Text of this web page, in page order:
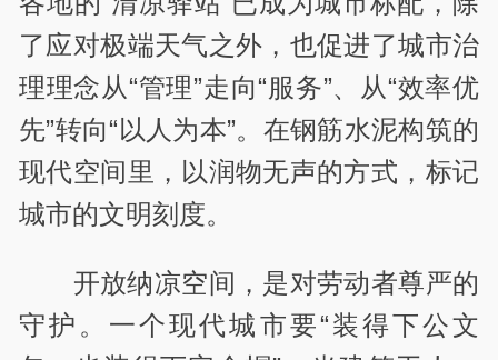
了应对极端天气之外，也促进了城市治
理理念从“管理”走向“服务”、从“效率优
先”转向“以人为本”。在钢筋水泥构筑的
现代空间里，以润物无声的方式，标记
城市的文明刻度。
开放纳凉空间，是对劳动者尊严的
守护。一个现代城市要“装得下公文